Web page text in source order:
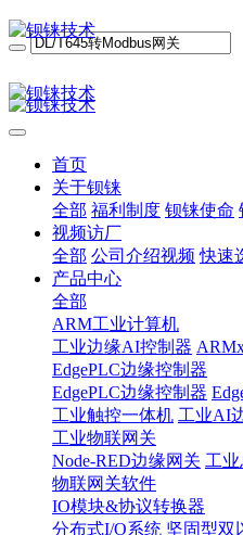
首页
关于钡铼
全部 福利制度 钡铼使命
视频访厂
全部 公司介绍视频 快速
产品中心
全部
ARM工业计算机
工业边缘AI控制器
EdgePLC边缘控制器
EdgePLC边缘控制器
工业触控一体机 工业AI
工业物联网关
Node-RED边缘网关 工
物联网关软件
IO模块&协议转换器
分布式I/O系统 坚固型双